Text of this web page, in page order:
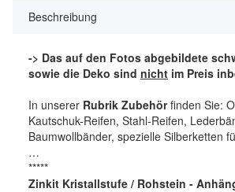
Beschreibung
-> Das auf den Fotos abgebildete
sowie die Deko sind nicht im Preis
In unserer Rubrik Zubehörfinden Sie:
Kautschuk-Reifen, Stahl-Reifen,
Baumwollbänder, spezielle Silberketten
…
*****
Zinkit Kristallstufe / Rohstein -